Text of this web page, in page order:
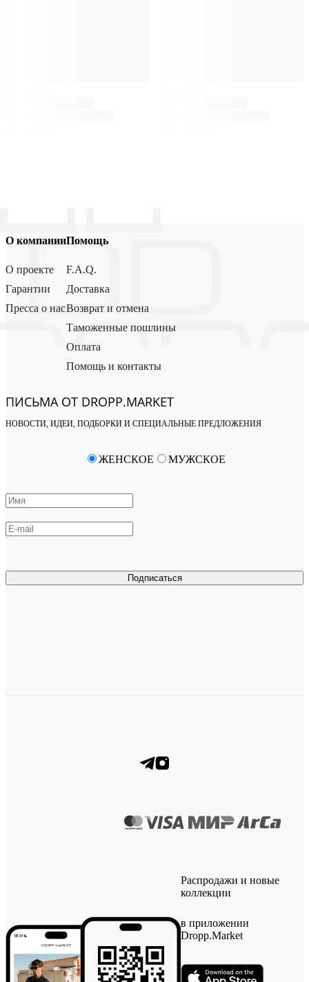
О компании
О проекте
Гарантии
Пресса о нас
Помощь
F.A.Q.
Доставка
Возврат и отмена
Таможенные пошлины
Оплата
Помощь и контакты
ПИСЬМА ОТ DROPP.MARKET
НОВОСТИ, ИДЕИ, ПОДБОРКИ И СПЕЦИАЛЬНЫЕ ПРЕДЛОЖЕНИЯ
Подписаться
ЖЕНСКОЕ МУЖСКОЕ
Распродажи и новые
коллекции
в приложении
Dropp.Market